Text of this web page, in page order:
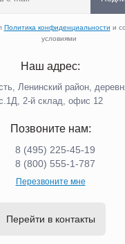
Политика конфиденциальности и
условиями
Наш адрес:
Ленинский район,
2-й склад, офис 12
Позвоните нам:
8 (495) 225-45-19
8 (800) 555-1-787
Перезвоните мне
Перейти в контакты